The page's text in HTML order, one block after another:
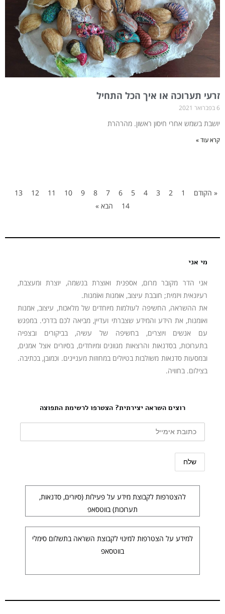
זרעי תערוכה או איך הכל התחיל
6 בפברואר 2021
יושבת בשמש אחרי חיסון ראשון. מהרהרת
קרא עוד »
« הקודם 1
2
3
4
5
6
7
8
9
10
11
12
13
14
הבא »
רוצים השראה יצירתית? הצטרפו לרשימת התפוצה
להצטרפות לקבוצת מידע על פעילות (סיורים, סדנאות,
תערוכות) בווטסאפ
למידע על הצטרפות למינוי לקבוצת השראה בתשלום סימלי
בווטסאפ
מי אני
אני הדר מקובר מרום, אספנית ואוצרת בנשמה, יוצרת ומעצבת,
רעיונאית ויזמית; חובבת עיצוב, אוּמנות ואוֹמנות.
את ההשראה, החשיפה לעולמות מיוחדים של מלאכות, עיצוב, אמנות
ואומנות, את הידע והמידע שצברתי ועדיין, מביאה לכם בדרכי. במפגש
עם אנשים ויוצרים, בחשיפה של עשיה, בביקורים ובצפיה
בתערוכות, בסדנאות והרצאות מגוונים ומיוחדים, בסיורים אצל אמנים,
ובמסעות סדנאות משולבות בטיולים במחוזות מעניינים. וכמובן, בכתיבה.
בצילום. בחוויה.